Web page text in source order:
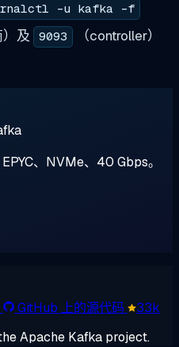
-u kafka -f
）及 9093
（controller）
、NVMe、40 Gbps。
GitHub 上的源代码
33k
Apache Kafka project.